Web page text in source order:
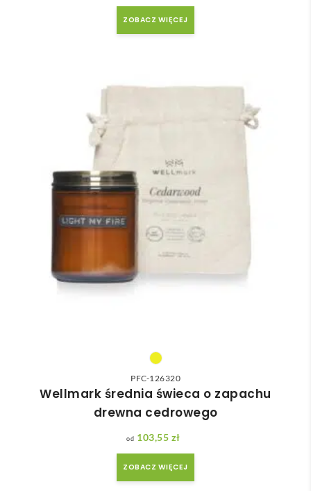
ZOBACZ WIĘCEJ
PFC-126320
Wellmark średnia świeca o zapachu
drewna cedrowego
103,55 zł
ZOBACZ WIĘCEJ